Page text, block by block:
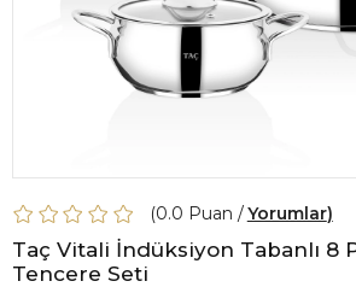
0.0 Yorumlar
Taç Vitali İndüksiyon Tabanlı 8
Tencere Seti